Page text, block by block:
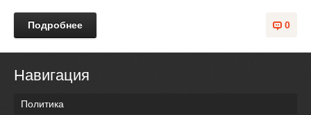
0
Подробнее
Навигация
Политика